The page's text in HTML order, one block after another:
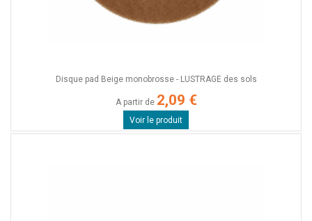
Disque pad Beige monobrosse - LUSTRAGE des sols
A partir de 2,09 €
Voir le produit